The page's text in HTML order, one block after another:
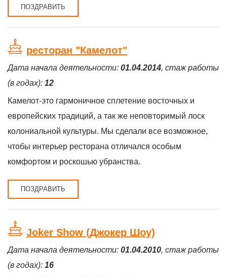
ПОЗДРАВИТЬ
ресторан "Камелот"
Дата начала деятельности: 01.04.2014, стаж работы
(в годах): 12
Камелот-это гармоничное сплетение восточных и
европейских традиций, а так же неповторимый лоск
колониальной культуры. Мы сделали все возможное,
чтобы интерьер ресторана отличался особым
комфортом и роскошью убранства.
ПОЗДРАВИТЬ
Joker Show (Джокер Шоу)
Дата начала деятельности: 01.04.2010, стаж работы
(в годах): 16